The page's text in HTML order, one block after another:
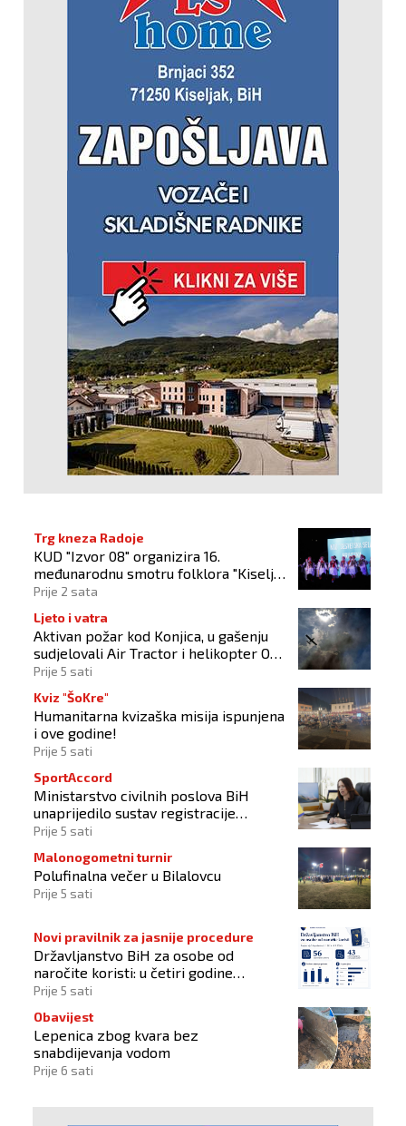
Trg kneza Radoje
KUD "Izvor 08" organizira 16.
međunarodnu smotru folklora "Kiseljak
2026"
Prije 2 sata
Ljeto i vatra
Aktivan požar kod Konjica, u gašenju
sudjelovali Air Tractor i helikopter OS-
a BiH
Prije 5 sati
Kviz "ŠoKre"
Humanitarna kvizaška misija ispunjena
i ove godine!
Prije 5 sati
SportAccord
Ministarstvo civilnih poslova BiH
unaprijedilo sustav registracije
sportskih organizacija
Prije 5 sati
Malonogometni turnir
Polufinalna večer u Bilalovcu
Prije 5 sati
Novi pravilnik za jasnije procedure
Državljanstvo BiH za osobe od
naročite koristi: u četiri godine
odobrena 43 zahtjeva
Prije 5 sati
Obavijest
Lepenica zbog kvara bez
snabdijevanja vodom
Prije 6 sati